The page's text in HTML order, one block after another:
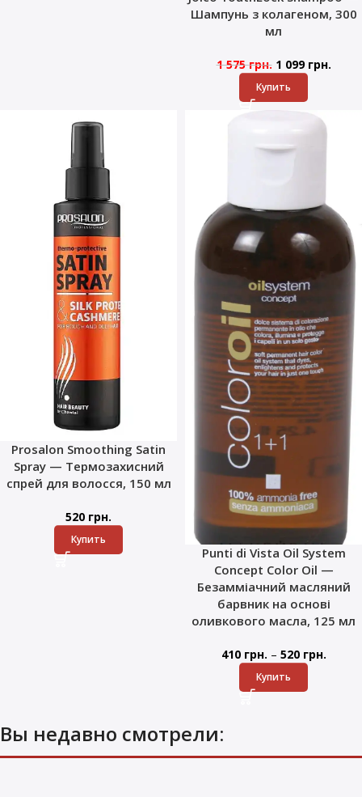
Шампунь з колагеном, 300
мл
1 575грн. 1 099 грн.
Купить
Prosalon Smoothing Satin
Spray — Термозахисний
спрей для волосся, 150 мл
520 грн.
Купить
Punti di Vista Oil System
Concept Color Oil —
Безамміачний масляний
барвник на основі
оливкового масла, 125 мл
410 грн. – 520 грн.
Купить
Вы недавно смотрели: